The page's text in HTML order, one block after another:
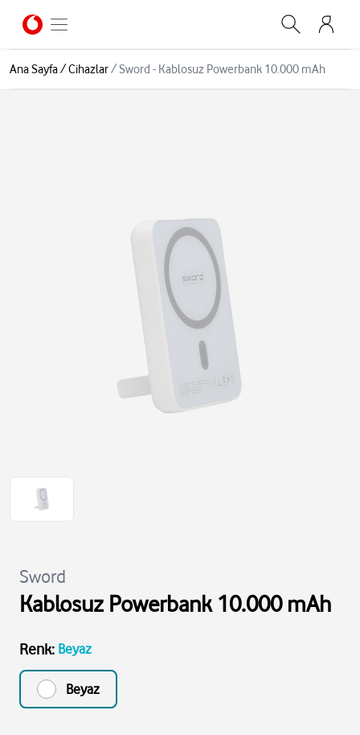
Ana Sayfa/Cihazlar/Sword - Kablosuz Powerbank 10.000 mAh
Sword
Kablosuz Powerbank 10.000 mAh
Renk: Beyaz
Beyaz